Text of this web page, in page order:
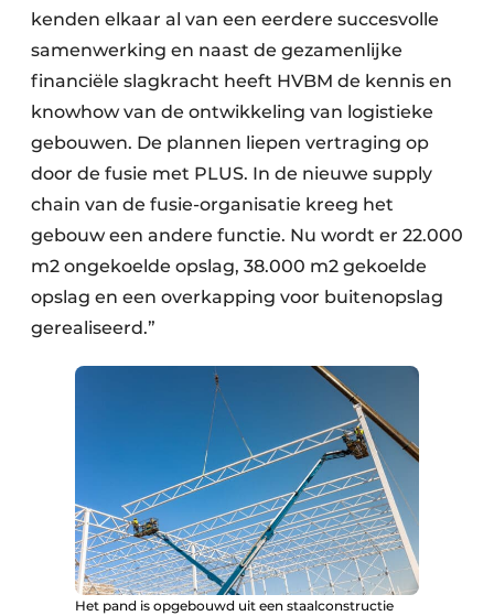
kenden elkaar al van een eerdere succesvolle
samenwerking en naast de gezamenlijke
financiële slagkracht heeft HVBM de kennis en
knowhow van de ontwikkeling van logistieke
gebouwen. De plannen liepen vertraging op
door de fusie met PLUS. In de nieuwe supply
chain van de fusie-organisatie kreeg het
gebouw een andere functie. Nu wordt er 22.000
m2 ongekoelde opslag, 38.000 m2 gekoelde
opslag en een overkapping voor buitenopslag
gerealiseerd.”
Het pand is opgebouwd uit een staalconstructie